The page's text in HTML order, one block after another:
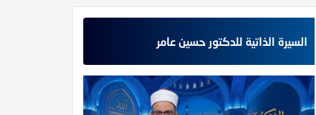
إن الله تجاوز لي عن أمتي شرح الأربعون النووية: 38- من عادى لي ولياً فقد آذنته بالحرب
السيرة الذاتية للدكتور حسين عامر